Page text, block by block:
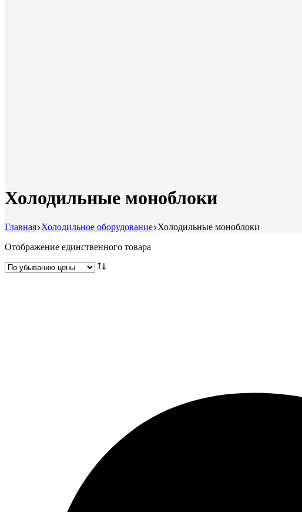
Холодильные моноблоки
Главная Холодильное оборудование Холодильные моноблоки
Отображение единственного товара